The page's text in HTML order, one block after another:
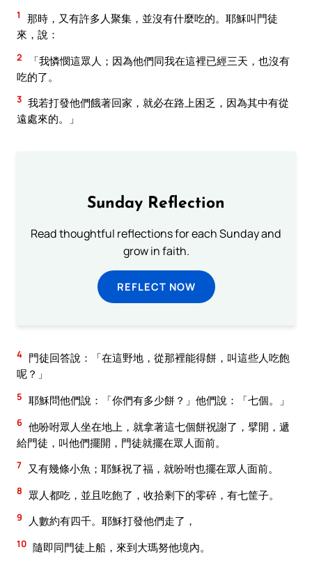
1
那時，又有許多人聚集，並沒有什麼吃的。耶穌叫門徒
來，說：
2
「我憐憫這眾人；因為他們同我在這裡已經三天，也沒有
吃的了。
3 我若打發他們餓著回家，就必在路上困乏，因為其中有從
遠處來的。」
Sunday Reflection
Read thoughtful reflections for each Sunday and
grow in faith.
REFLECT NOW
4 門徒回答說：「在這野地，從那裡能得餅，叫這些人吃飽
呢？」
5 耶穌問他們說：「你們有多少餅？」他們說：「七個。」
6 他吩咐眾人坐在地上，就拿著這七個餅祝謝了，擘開，遞
給門徒，叫他們擺開，門徒就擺在眾人面前。
7 又有幾條小魚；耶穌祝了福，就吩咐也擺在眾人面前。
8 眾人都吃，並且吃飽了，收拾剩下的零碎，有七筐子。
9 人數約有四千。耶穌打發他們走了，
10 隨即同門徒上船，來到大瑪努他境內。